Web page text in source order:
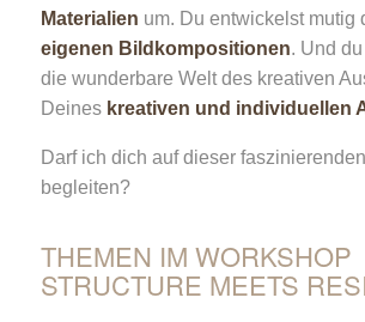
Materialien um. Du entwickelst mutig
eigenen Bildkompositionen. Und
die wunderbare Welt des kreativen
Deines kreativen und individuellen
Darf ich dich auf dieser
begleiten?
THEMEN IM WORKSHOP
STRUCTURE MEETS